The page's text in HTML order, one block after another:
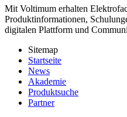
Mit Voltimum erhalten
Produktinformationen,
digitalen Plattform und
Sitemap
Startseite
News
Akademie
Produktsuche
Partner